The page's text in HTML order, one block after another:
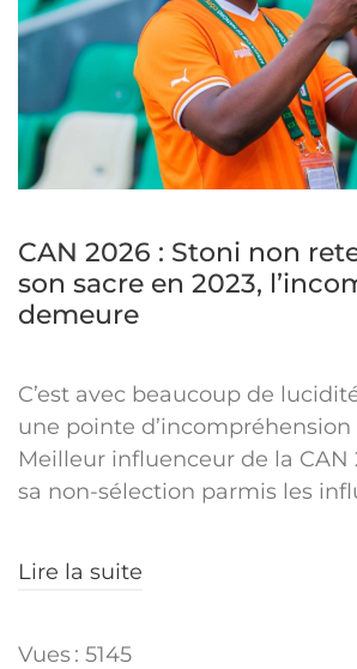
CAN 2026 : Stoni non
son sacre en 2023,
demeure
C’est avec beaucoup de
une pointe d’incompréhension
Meilleur influenceur de la CAN
sa non-sélection parmis les
Lire la suite
Vues : 5145